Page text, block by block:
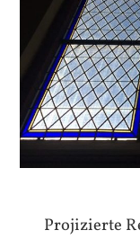
Projizierte